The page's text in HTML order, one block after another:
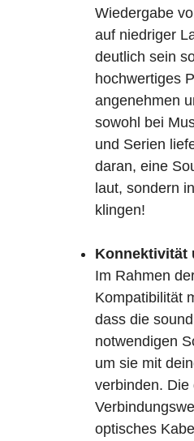
Wiedergabe
auf niedriger
deutlich sein
hochwertiges
angenehmen
sowohl bei
und Serien
daran, eine
laut, sondern
klingen!
Konnektivität
Im Rahmen
Kompatibilität
dass die
notwendigen
um sie mit
verbinden. Die
optisches